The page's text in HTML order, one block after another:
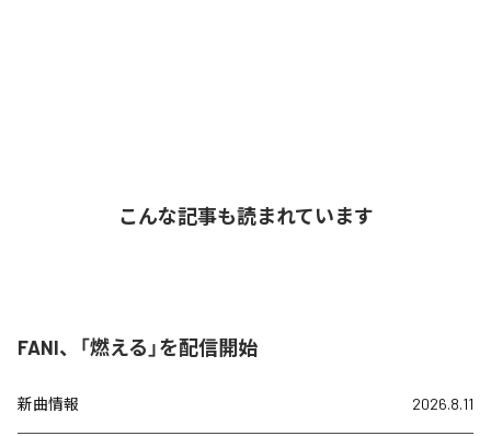
こんな記事も読まれています
FANI、「燃える」を配信開始
新曲情報 2026.8.11